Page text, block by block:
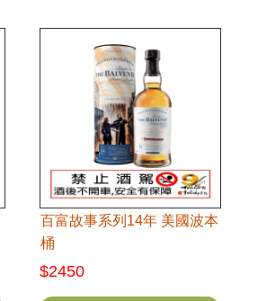
百富故事系列14年 美國波本
桶
$2450